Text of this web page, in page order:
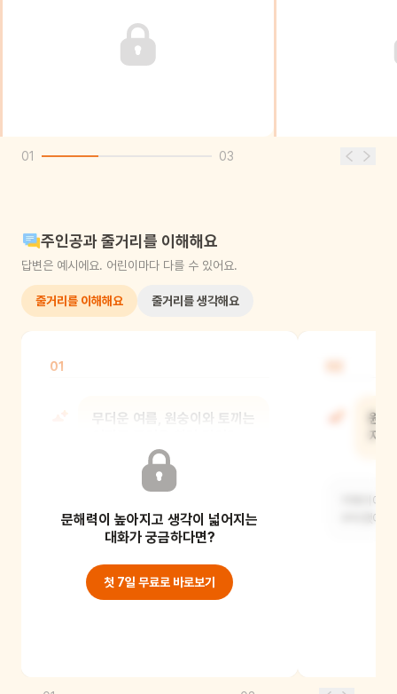
01 03
주인공과 줄거리를 이해해요
답변은 예시에요. 어린이마다 다를 수 있어요.
줄거리를 이해해요 줄거리를 생각해요
01
무더운 여름, 원숭이와 토끼는
물고기를 잡기 위해 낚시를 하기로
문해력이 높아지고 생각이 넓어지는
대화가 궁금하다면?
첫 7일 무료로 바로보기
원
지
거북이에
부탁했어요.